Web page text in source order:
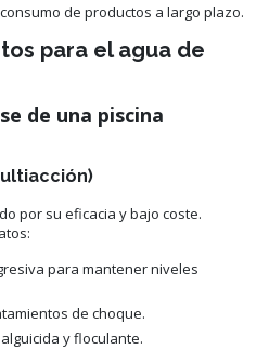
de productos a largo plazo.
para el agua de
de una piscina
por su eficacia y bajo coste.
para mantener niveles
de choque.
y floculante.